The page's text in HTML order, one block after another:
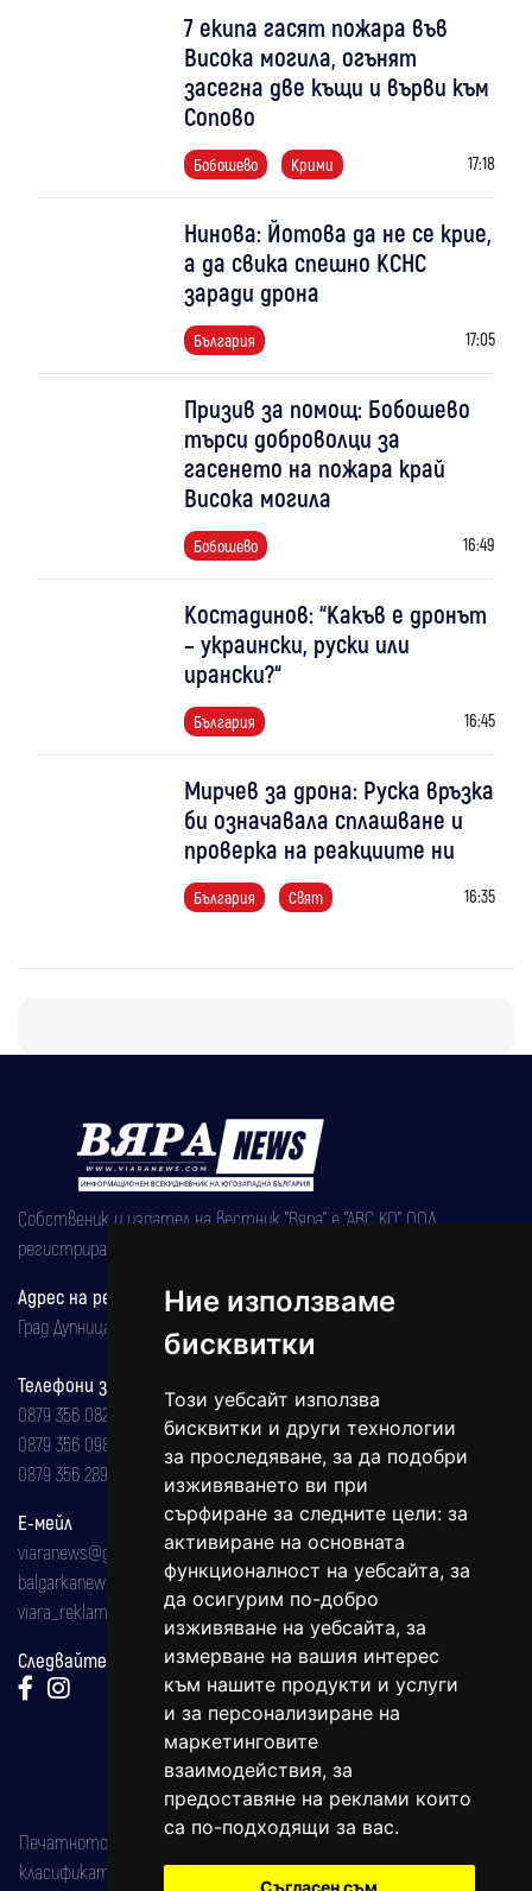
Ние използваме
бисквитки
Този уебсайт използва
бисквитки и други технологии
за проследяване, за да подобри
изживяването ви при
сърфиране за следните цели: за
активиране на основната
функционалност на уебсайта, за
да осигурим по-добро
изживяване на уебсайта, за
измерване на вашия интерес
към нашите продукти и услуги
и за персонализиране на
маркетинговите
взаимодействия, за
предоставяне на реклами които
са по-подходящи за вас.
Съгласен съм
7 екипа гасят пожара във
Висока могила, огънят
засегна две къщи и върви към
Сопово
Бобошево Крими 17:18
Нинова: Йотова да не се крие,
а да свика спешно КСНС
заради дрона
България 17:05
Призив за помощ: Бобошево
търси доброволци за
гасенето на пожара край
Висока могила
Бобошево 16:49
Костадинов: “Какъв е дронът
– украински, руски или
ирански?“
България 16:45
Мирчев за дрона: Руска връзка
би означавала сплашване и
проверка на реакциите ни
България Свят 16:35
Собственик и издател на вестник "Вяра" е "АВС КО" ООД,
регистрирана на 08.05.2002 година.
Адрес на редакцията
Град Дупница, ул.''Христо Ботев" 43
Телефони за реклама и абонаменти
0879 356 082
0879 356 098
0879 356 289
Е-мейл
viaranews@gmail.com
balgarkanews@gmail.com
viara_reklama@mail.bg
Следвайте ни:
Печатното издание на вестника е регистрирано в националния
класификатор на печатните издания (Българска национална